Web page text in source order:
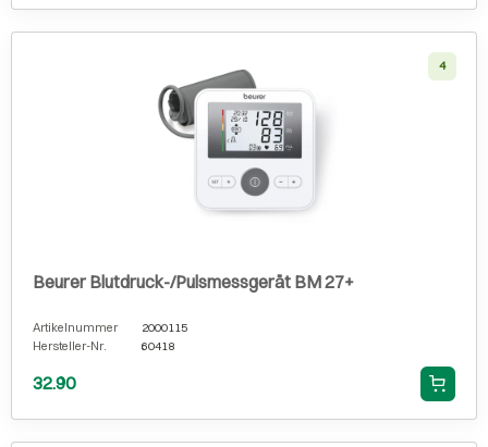
4
Beurer Blutdruck-/Pulsmessgerät BM 27+
Artikelnummer
2000115
Hersteller-Nr.
60418
32.90